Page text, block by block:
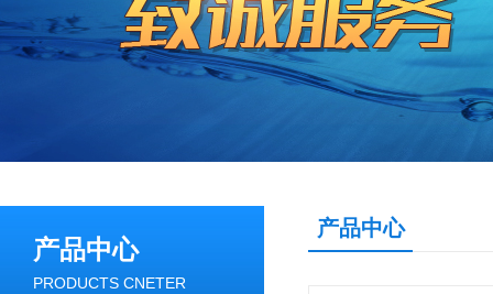
产品中心
PRODUCTS CNETER
产品中心